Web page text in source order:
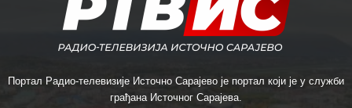
Портал Радио-телевизије Источно Сарајево је портал који је у служби
грађана Источног Сарајева.